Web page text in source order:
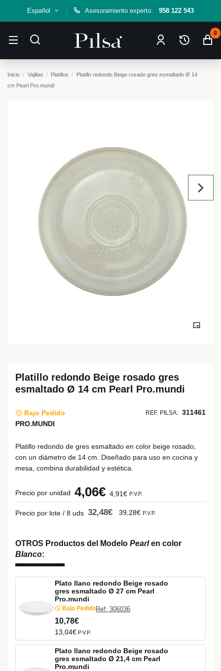
Español Asesoramiento experto: 958 122 543
0
Inicio Vajillas Platillos
Platillo redondo Beige rosado gres esmaltado Ø 14
cm Pearl Pro.mundi
Platillo redondo Beige rosado gres
esmaltado Ø 14 cm Pearl Pro.mundi
Bajo Pedido REF. PILSA: 311461
PRO.MUNDI
Platillo redondo de gres esmaltado en color beige rosado,
con un diámetro de 14 cm. Diseñado para uso en cocina y
mesa, combina durabilidad y estética.
Precio por unidad 4,06€ 4,91€ P.V.P.
Precio por lote / 8 uds 32,48€ 39,28€ P.V.P.
OTROS Productos del Modelo Pearlen color
Blanco:
Plato llano redondo Beige rosado
gres esmaltado Ø 27 cm Pearl
Pro.mundi
Bajo PedidoRef: 306036
10,78€
13,04€ P.V.P.
Plato llano redondo Beige rosado
gres esmaltado Ø 21,4 cm Pearl
Pro.mundi